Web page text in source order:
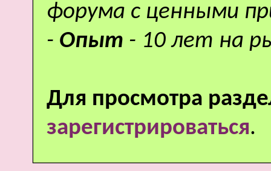
форума с ценными
- Опыт - 10 лет на
Для просмотра
зарегистрироваться.